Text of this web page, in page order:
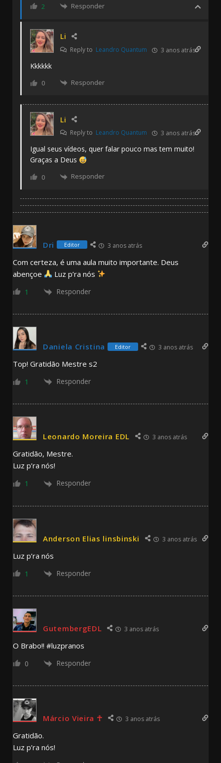
2 Responder
Li
Reply to Leandro Quantum 3 anos atrás
Kkkkkk
0 Responder
Li
Reply to Leandro Quantum 3 anos atrás
Igual seus vídeos, quer falar pouco mas tem muito!
Graças a Deus
0 Responder
Dri Editor 3 anos atrás
Com certeza, é uma aula muito importante. Deus
abençoe
Luz p’ra nós
1 Responder
Daniela Cristina Editor 3 anos atrás
Top! Gratidão Mestre s2
1 Responder
Leonardo Moreira EDL 3 anos atrás
Gratidão, Mestre.
Luz p’ra nós!
1 Responder
Anderson Elias linsbinski 3 anos atrás
Luz p’ra nós
1 Responder
GutembergEDL 3 anos atrás
O Brabo!! #luzpranos
0 Responder
Márcio Vieira ☥ 3 anos atrás
Gratidão.
Luz p’ra nós!